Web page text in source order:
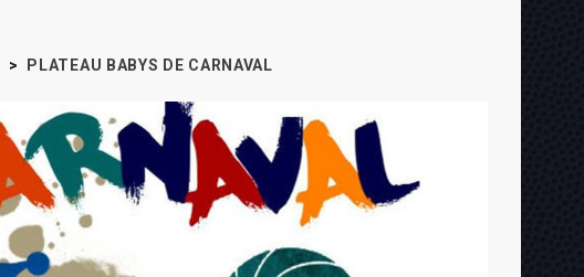
> PLATEAU BABYS DE CARNAVAL